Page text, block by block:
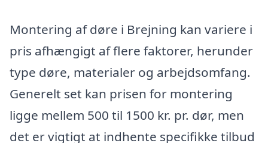
Montering af døre i Brejning kan variere i
pris afhængigt af flere faktorer, herunder
type døre, materialer og arbejdsomfang.
Generelt set kan prisen for montering
ligge mellem 500 til 1500 kr. pr. dør, men
det er vigtigt at indhente specifikke tilbud